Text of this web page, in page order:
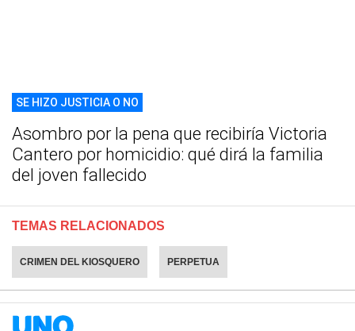
SE HIZO JUSTICIA O NO
Asombro por la pena que recibiría Victoria
Cantero por homicidio: qué dirá la familia
del joven fallecido
TEMAS RELACIONADOS
CRIMEN DEL KIOSQUERO PERPETUA